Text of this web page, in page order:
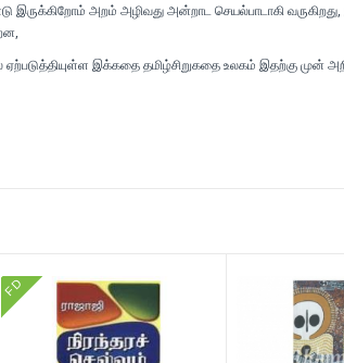
இருக்கிறோம் அறம் அழிவது அன்றாட செயல்பாடாகி
இக்கதை தமிழ்சிறுகதை உலகம் இதற்கு முன்
FD